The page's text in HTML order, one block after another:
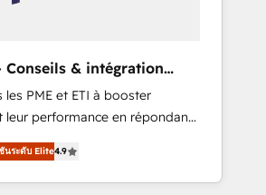
five
organically
tiering Elite HubSpot Partner
than
- Migrations: We convert
to HubSpot evangelists 🧡
Conseils & intégration
les PME et ETI à booster
leur performance en répondant
HubSpot
outils (ERP, téléphonie, etc.) •
équipes grâce à un outil et
นระดับ Elite4.9